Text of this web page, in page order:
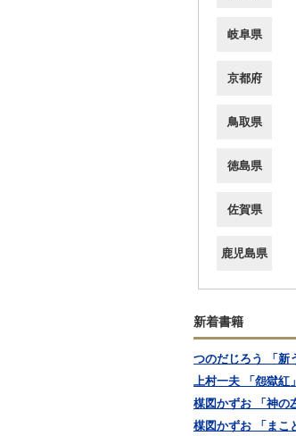
岐阜県
京都府
鳥取県
徳島県
佐賀県
鹿児島県
新着書籍
つのだじろう 「
上村一夫 「怨獄
楳図かずお 「神
楳図かずお 「ま